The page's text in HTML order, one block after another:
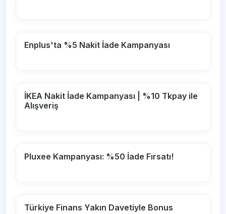
Enplus'ta %5 Nakit İade Kampanyası
İKEA Nakit İade Kampanyası | %10 Tkpay ile
Alışveriş
Pluxee Kampanyası: %50 İade Fırsatı!
Türkiye Finans Yakın Davetiyle Bonus